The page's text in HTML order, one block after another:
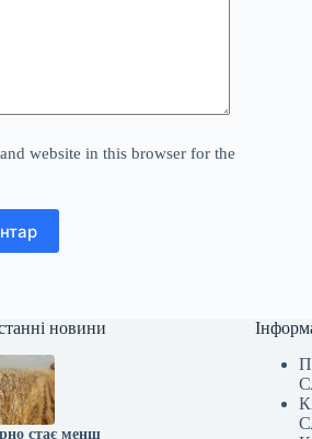
website in this browser for the
новини
стає менш